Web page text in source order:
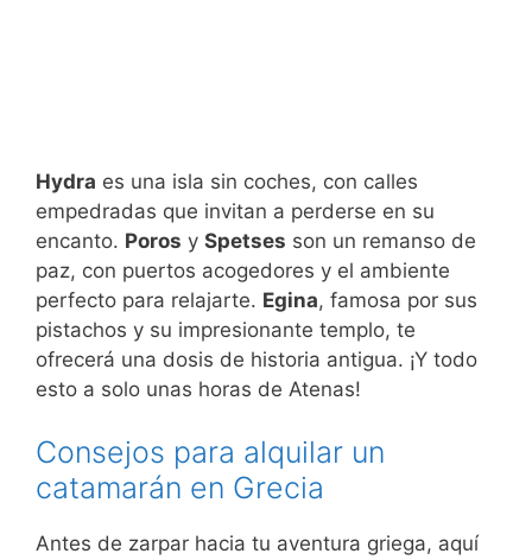
Hydra es una isla sin coches, con calles
empedradas que invitan a perderse en su
encanto. Poros y Spetses son un remanso de
paz, con puertos acogedores y el ambiente
perfecto para relajarte. Egina, famosa por sus
pistachos y su impresionante templo, te
ofrecerá una dosis de historia antigua. ¡Y todo
esto a solo unas horas de Atenas!
Consejos para alquilar un
catamarán en Grecia
Antes de zarpar hacia tu aventura griega, aquí